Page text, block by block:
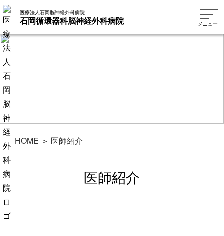
医療法人石岡脳神経外科病院
石岡循環器科脳神経外科病院 メニュー
HOME ＞ 医師紹介
医師紹介